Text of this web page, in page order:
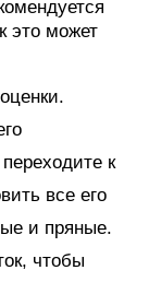
это может
к
все его
и пряные.
чтобы